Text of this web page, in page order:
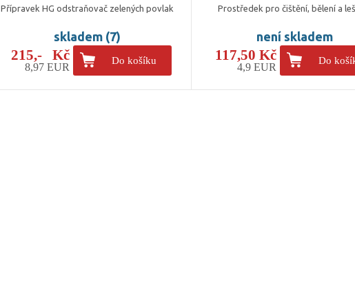
Přípravek HG odstraňovač zelených povlak
skladem (7)
215,- Kč
8,97 EUR
Do košíku
Prostředek pro čištění, bělení a
není skladem
117,50 Kč
4,9 EUR
Do